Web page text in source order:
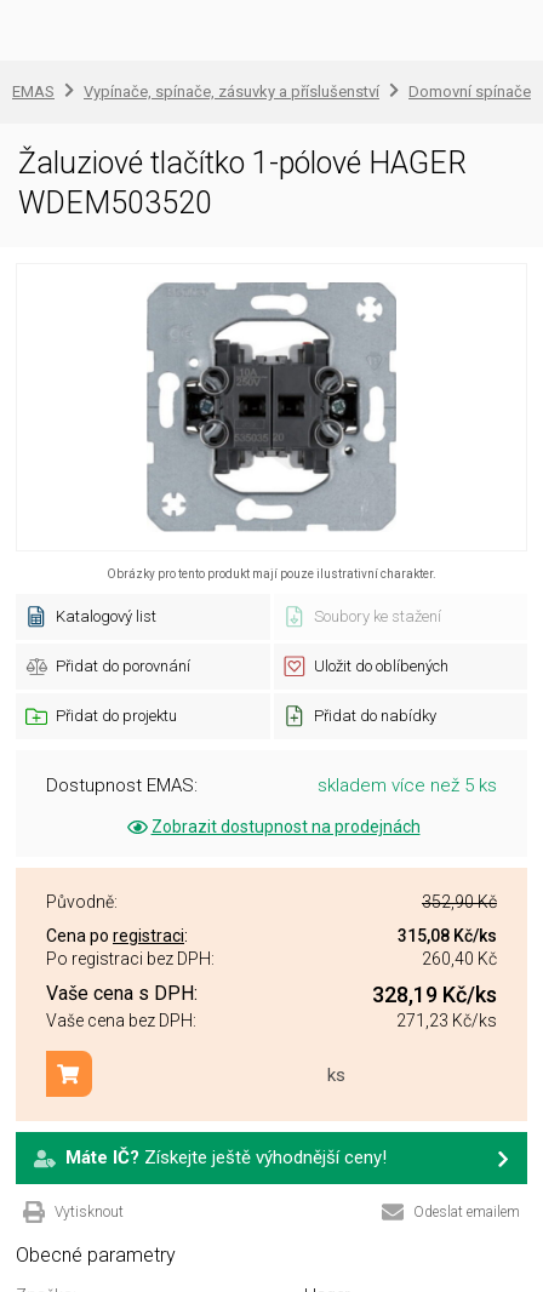
EMAS Vypínače, spínače, zásuvky a příslušenství Domovní spínače
Žaluziové tlačítko 1-pólové HAGER
WDEM503520
Obrázky pro tento produkt mají pouze ilustrativní charakter.
Katalogový list Soubory ke stažení
Přidat do porovnání Uložit do oblíbených
Přidat do projektu Přidat do nabídky
Dostupnost EMAS: skladem více než 5 ks
Zobrazit dostupnost na prodejnách
Původně:
352,90 Kč
Cena po registraci: 315,08 Kč/ks
Po registraci bez DPH:
260,40 Kč
Vaše cena s DPH: 328,19 Kč/ks
Vaše cena bez DPH: 271,23 Kč/ks
ks
Přidat do košíku
Máte IČ? Získejte ještě výhodnější ceny!
Vytisknout Odeslat emailem
Obecné parametry